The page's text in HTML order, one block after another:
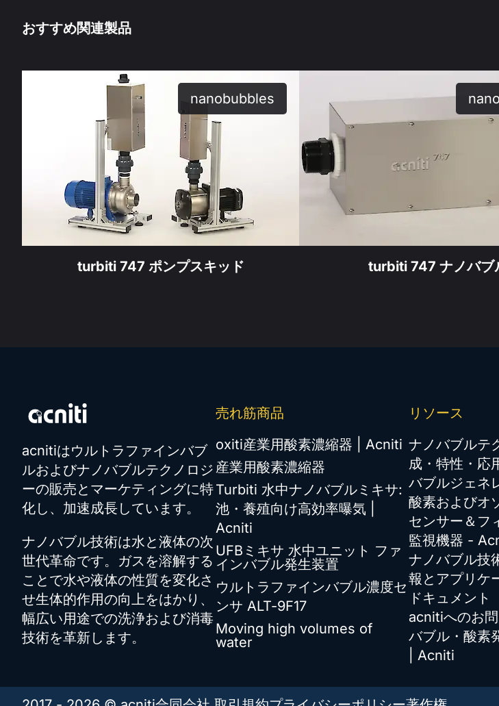
おすすめ関連製品
nanobubbles
turbiti 747 ポンプスキッド turbiti 747 ナノバブ
acnitiはウルトラファインバブ
ルおよびナノバブルテクノロジ
ーの販売とマーケティングに特
化し、加速成長しています。
ナノバブル技術は水と液体の次
世代革命です。ガスを溶解する
ことで水や液体の性質を変化さ
せ生体的作用の向上をはかり、
幅広い用途での洗浄および消毒
技術を革新します。
売れ筋商品
oxiti産業用酸素濃縮器 | Acniti
産業用酸素濃縮器
Turbiti 水中ナノバブルミキサ:
池・養殖向け高効率曝気 |
Acniti
UFBミキサ 水中ユニット ファ
インバブル発生装置
ウルトラファインバブル濃度セ
ンサ ALT-9F17
Moving high volumes of
water
リソース
ナノバブルテ
成・特性・応
バブルジェネ
酸素およびオ
センサー＆フ
監視機器 -
ナノバブル技
報とアプリケ
ドキュメント
acnitiへのお
バブル・酸素
| Acniti